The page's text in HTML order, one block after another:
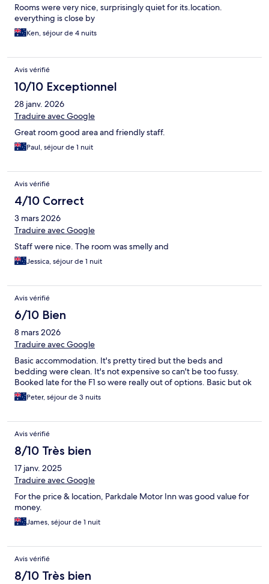
Rooms were very nice, surprisingly quiet for its.location.
everything is close by
Ken, séjour de 4 nuits
Avis vérifié
10/10 Exceptionnel
28 janv. 2026
Traduire avec Google
Great room good area and friendly staff.
Paul, séjour de 1 nuit
Avis vérifié
4/10 Correct
3 mars 2026
Traduire avec Google
Staff were nice. The room was smelly and
Jessica, séjour de 1 nuit
Avis vérifié
6/10 Bien
8 mars 2026
Traduire avec Google
Basic accommodation. It's pretty tired but the beds and
bedding were clean. It's not expensive so can't be too fussy.
Booked late for the F1 so were really out of options. Basic but ok
Peter, séjour de 3 nuits
Avis vérifié
8/10 Très bien
17 janv. 2025
Traduire avec Google
For the price & location, Parkdale Motor Inn was good value for
money.
James, séjour de 1 nuit
Avis vérifié
8/10 Très bien